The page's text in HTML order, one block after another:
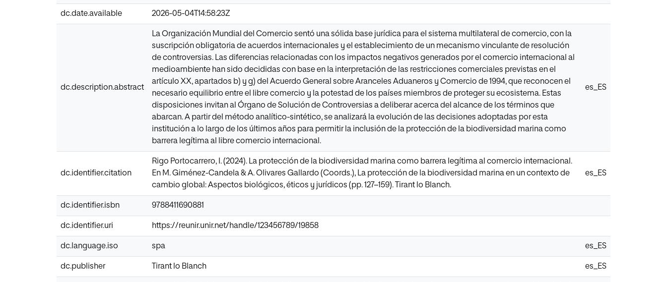
dc.date.available 2026-05-04T14:58:23Z
dc.description.abstract
La Organización Mundial del Comercio sentó una sólida base jurídica para el sistema multilateral de comercio, con la
suscripción obligatoria de acuerdos internacionales y el establecimiento de un mecanismo vinculante de resolución
de controversias. Las diferencias relacionadas con los impactos negativos generados por el comercio internacional al
medioambiente han sido decididas con base en la interpretación de las restricciones comerciales previstas en el
artículo XX, apartados b) y g) del Acuerdo General sobre Aranceles Aduaneros y Comercio de 1994, que reconocen el
necesario equilibrio entre el libre comercio y la potestad de los países miembros de proteger su ecosistema. Estas
disposiciones invitan al Órgano de Solución de Controversias a deliberar acerca del alcance de los términos que
abarcan. A partir del método analítico-sintético, se analizará la evolución de las decisiones adoptadas por esta
institución a lo largo de los últimos años para permitir la inclusión de la protección de la biodiversidad marina como
barrera legítima al libre comercio internacional.
es_ES
dc.identifier.citation
Rigo Portocarrero, I. (2024). La protección de la biodiversidad marina como barrera legítima al comercio internacional.
En M. Giménez-Candela & A. Olivares Gallardo (Coords.), La protección de la biodiversidad marina en un contexto de
cambio global: Aspectos biológicos, éticos y jurídicos (pp. 127–159). Tirant lo Blanch.
es_ES
dc.identifier.isbn 9788411690881
dc.identifier.uri https://reunir.unir.net/handle/123456789/19858
dc.language.iso spa es_ES
dc.publisher Tirant lo Blanch es_ES